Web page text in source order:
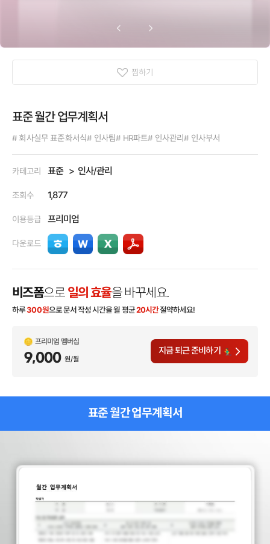
찜하기
표준 월간 업무계획서
# 회사실무 표준화서식# 인사팀# HR파트# 인사관리# 인사부서
카테고리 표준 인사/관리
조회수 1,877
이용등급 프리미엄
다운로드
비즈폼으로 일의 효율을 바꾸세요.
하루300원으로 문서 작성 시간을 월 평균20시간절약하세요!
프리미엄 멤버십
9,000 원/월
지금 퇴근 준비하기
표준 월간 업무계획서